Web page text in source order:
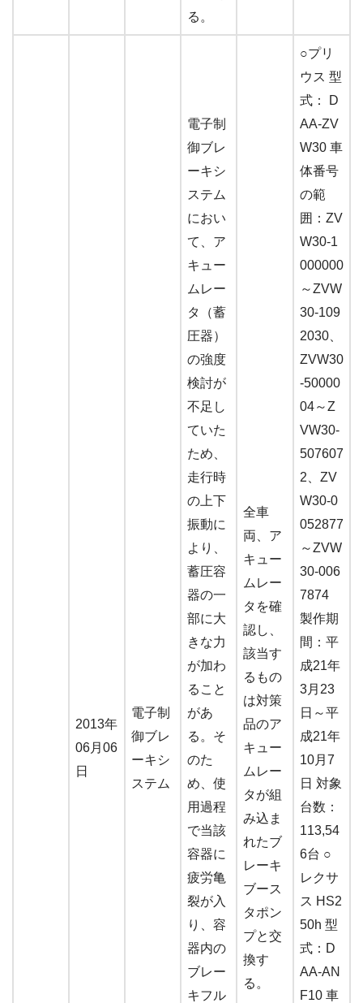
る。
2013年
06月06
日
電子制
御ブレ
ーキシ
ステム
電子制
御ブレ
ーキシ
ステム
におい
て、ア
キュー
ムレー
タ（蓄
圧器）
の強度
検討が
不足し
ていた
ため、
走行時
の上下
振動に
より、
蓄圧容
器の一
部に大
きな力
が加わ
ること
があ
る。そ
のた
め、使
用過程
で当該
容器に
疲労亀
裂が入
り、容
器内の
ブレー
キフル
全車
両、ア
キュー
ムレー
タを確
認し、
該当す
るもの
は対策
品のア
キュー
ムレー
タが組
み込ま
れたブ
レーキ
ブース
タポン
プと交
換す
る。
○プリ
ウス 型
式： D
AA-ZV
W30 車
体番号
の範
囲：ZV
W30-1
000000
～ZVW
30-109
2030、
ZVW30
-50000
04～Z
VW30-
507607
2、ZV
W30-0
052877
～ZVW
30-006
7874
製作期
間：平
成21年
3月23
日～平
成21年
10月7
日 対象
台数：
113,54
6台 ○
レクサ
ス HS2
50h 型
式：D
AA-AN
F10 車